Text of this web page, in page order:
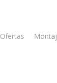
Ofertas